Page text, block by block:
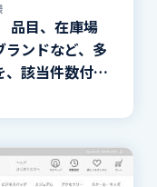
品目、在庫場
ンドなど、多
該当件数付き